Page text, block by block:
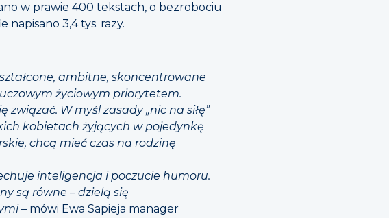
w prawie 400 tekstach, o bezrobociu
napisano 3,4 tys. razy.
ambitne, skoncentrowane
życiowym priorytetem.
W myśl zasady „nic na siłę”
kobietach żyjących w pojedynkę
chcą mieć czas na rodzinę
inteligencja i poczucie humoru.
są równe – dzielą się
– mówi Ewa Sapieja manager